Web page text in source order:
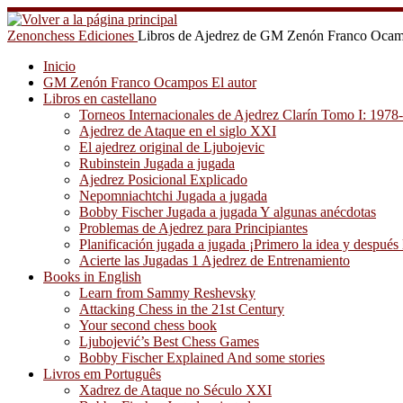
Saltar
al
contenido
Zenonchess Ediciones Libros de Ajedrez de GM Zenón Franco
Inicio
GM Zenón Franco Ocampos El autor
Libros en castellano
Torneos Internacionales de Ajedrez Clarín Tomo I:
Ajedrez de Ataque en el siglo XXI
El ajedrez original de Ljubojevic
Rubinstein Jugada a jugada
Ajedrez Posicional Explicado
Nepomniachtchi Jugada a jugada
Bobby Fischer Jugada a jugada Y algunas anécdotas
Problemas de Ajedrez para Principiantes
Planificación jugada a jugada ¡Primero la idea y después
Acierte las Jugadas 1 Ajedrez de Entrenamiento
Books in English
Learn from Sammy Reshevsky
Attacking Chess in the 21st Century
Your second chess book
Ljubojević’s Best Chess Games
Bobby Fischer Explained And some stories
Livros em Português
Xadrez de Ataque no Século XXI